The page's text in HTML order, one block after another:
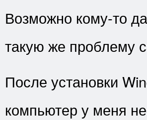
Возможно кому-то
такую же проблему
После установки
компьютер у меня